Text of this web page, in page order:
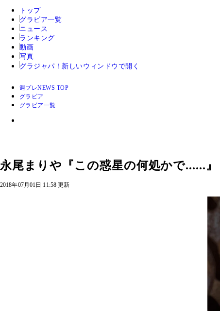
トップ
グラビア一覧
ニュース
ランキング
動画
写真
グラジャパ！ 新しいウィンドウで開く
週プレNEWS TOP
グラビア
グラビア一覧
永尾まりや『この惑星の何処かで......』
2018年07月01日 11:58 更新